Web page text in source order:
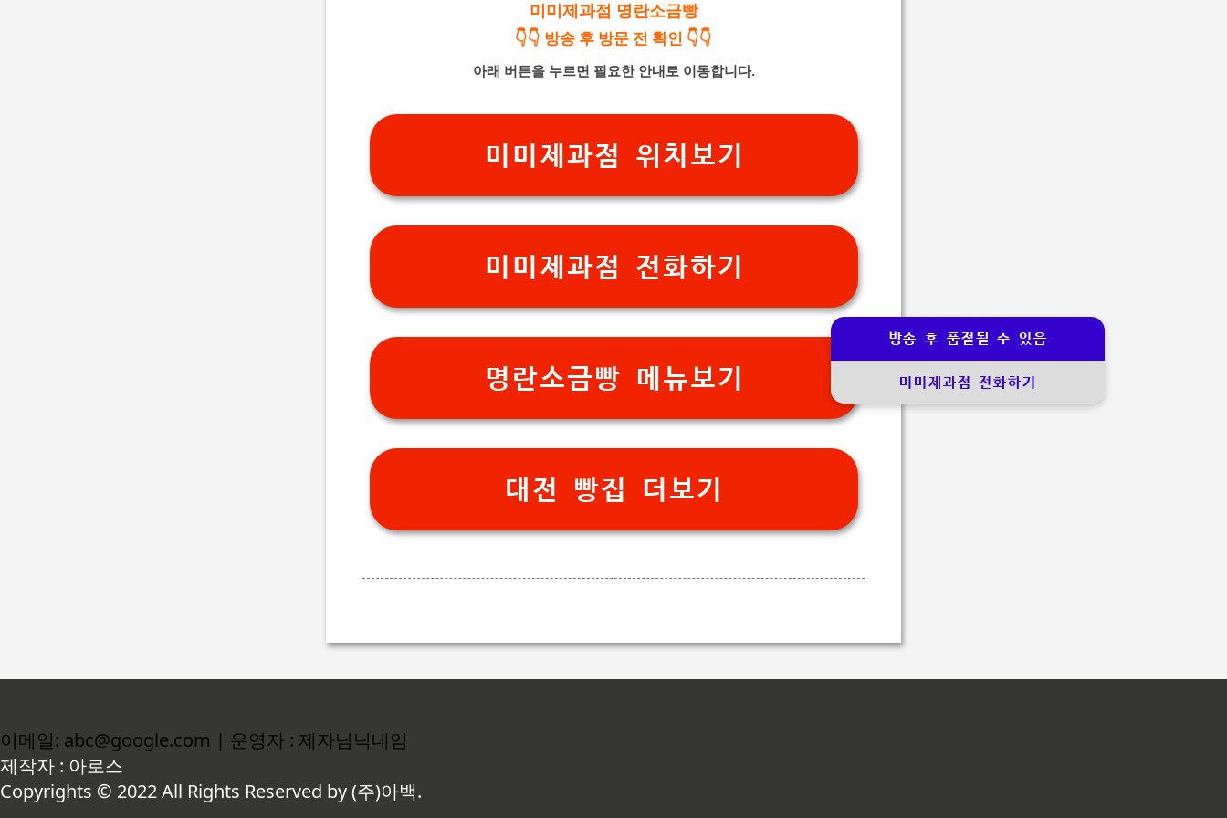
미미제과점 명란소금빵
👇👇 방송 후 방문 전 확인 👇👇
아래 버튼을 누르면 필요한 안내로 이동합니다.
미미제과점 위치보기
미미제과점 전화하기
명란소금빵 메뉴보기
대전 빵집 더보기
방송 후 품절될 수 있음
미미제과점 전화하기
이메일: abc@google.com | 운영자 : 제자님닉네임
제작자 : 아로스
Copyrights © 2022 All Rights Reserved by (주)아백.